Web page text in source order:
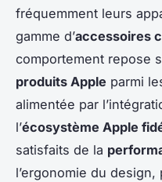
fréquemment leurs
gamme d’accessoires
comportement repose
produits Apple parmi
alimentée par
l’écosystème Apple
satisfaits de la
l’ergonomie du